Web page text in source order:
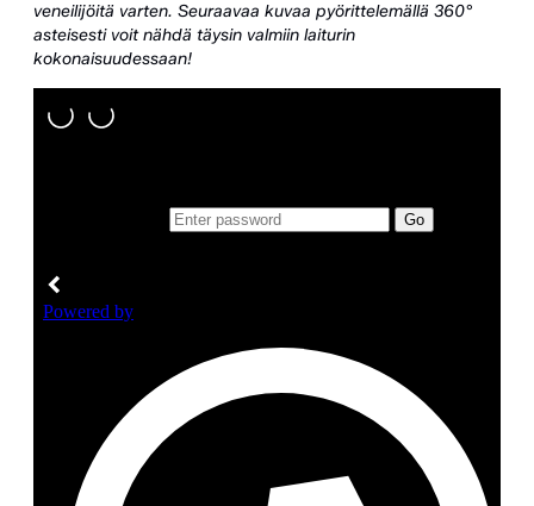
veneilijöitä varten. Seuraavaa kuvaa pyörittelemällä 360°
asteisesti voit nähdä täysin valmiin laiturin
kokonaisuudessaan!